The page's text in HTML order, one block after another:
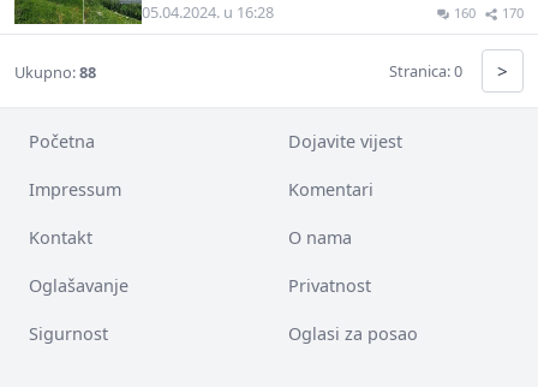
05.04.2024. u 16:28 160 170
Ukupno:88 Stranica: 0 >
Početna Dojavite vijest
Impressum Komentari
Kontakt O nama
Oglašavanje Privatnost
Sigurnost Oglasi za posao